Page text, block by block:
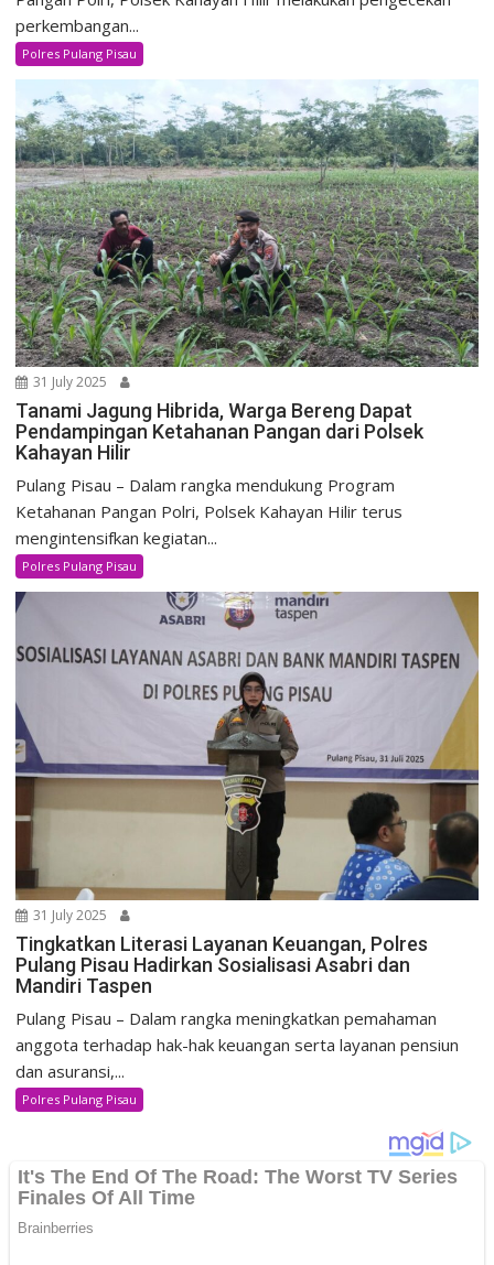
perkembangan...
Polres Pulang Pisau
31 July 2025
Tanami Jagung Hibrida, Warga Bereng Dapat
Pendampingan Ketahanan Pangan dari Polsek
Kahayan Hilir
Pulang Pisau – Dalam rangka mendukung Program
Ketahanan Pangan Polri, Polsek Kahayan Hilir terus
mengintensifkan kegiatan...
Polres Pulang Pisau
31 July 2025
Tingkatkan Literasi Layanan Keuangan, Polres
Pulang Pisau Hadirkan Sosialisasi Asabri dan
Mandiri Taspen
Pulang Pisau – Dalam rangka meningkatkan pemahaman
anggota terhadap hak-hak keuangan serta layanan pensiun
dan asuransi,...
Polres Pulang Pisau